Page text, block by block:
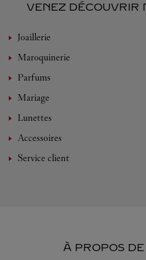
VENEZ DÉCOUVRIR
Joaillerie
Maroquinerie
Parfums
Mariage
Lunettes
Accessoires
Service client
À PROPOS